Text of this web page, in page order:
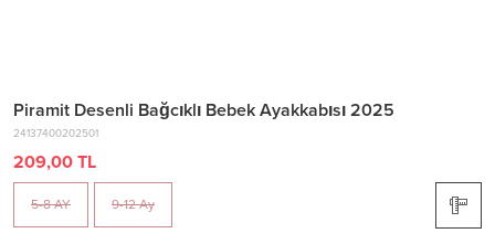
Piramit Desenli Bağcıklı Bebek Ayakkabısı 2025
24137400202501
209,00 TL
5-8 AY 9-12 Ay